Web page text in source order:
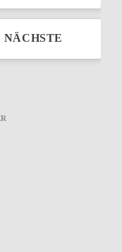
NÄCHSTE